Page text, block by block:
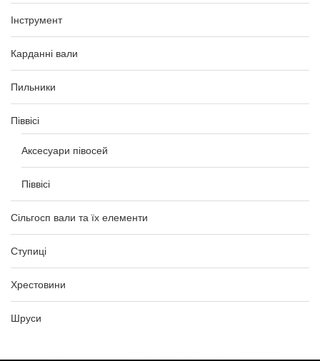
Інструмент
Карданні вали
Пильники
Піввісі
Аксесуари півосей
Піввісі
Сільгосп вали та їх елементи
Ступиці
Хрестовини
Шруси